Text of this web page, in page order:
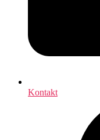
Kontakt